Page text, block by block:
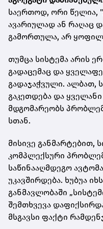
საერთოდ, ორი წელია,
ავარიულად ან რაღაც
გამორთულა, არ
თუმცა სისტემა არის
გადაცემაც და
გადაჯაჭვული. ალბათ,
გაკეთდება და
მდგომარეობს
სთან.
მისივე განმარტებით,
კომპლექსური
საწინააღმდეგო
უკავშირდება. ხუბუა
განმავლობაში
შემთხვევა
მსგავსი ფაქტი